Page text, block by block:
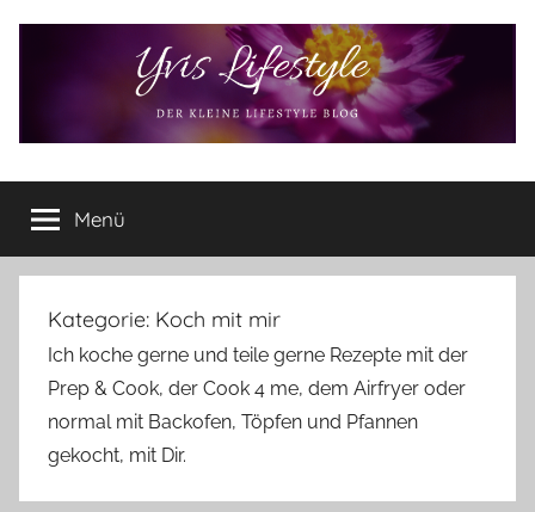
Yvis
Lifestyle
Lifestyle
Blog
–
Lifestyle,
Produkttests
vieles
mehr
Menü
Kategorie: Koch mit mir
Ich koche gerne und teile gerne Rezepte mit der
Prep & Cook, der Cook 4 me, dem Airfryer oder
normal mit Backofen, Töpfen und Pfannen
gekocht, mit Dir.